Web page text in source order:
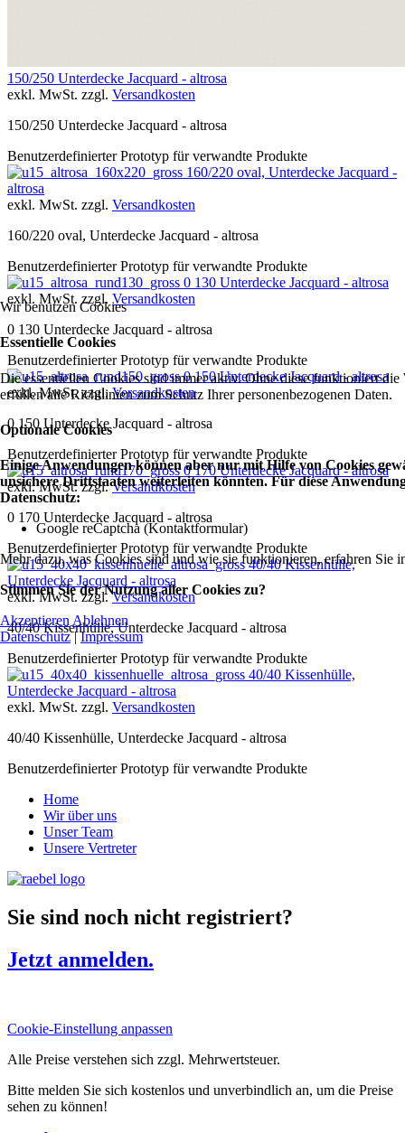
150/250 Unterdecke Jacquard - altrosa
exkl. MwSt. zzgl. Versandkosten
150/250 Unterdecke Jacquard - altrosa
Benutzerdefinierter Prototyp für verwandte Produkte
160/220 oval, Unterdecke Jacquard -
altrosa
exkl. MwSt. zzgl. Versandkosten
160/220 oval, Unterdecke Jacquard - altrosa
Benutzerdefinierter Prototyp für verwandte Produkte
0 130 Unterdecke Jacquard - altrosa
exkl. MwSt. zzgl. Versandkosten
0 130 Unterdecke Jacquard - altrosa
Benutzerdefinierter Prototyp für verwandte Produkte
0 150 Unterdecke Jacquard - altrosa
exkl. MwSt. zzgl.Versandkosten
0 150 Unterdecke Jacquard - altrosa
Benutzerdefinierter Prototyp für verwandte Produkte
0 170 Unterdecke Jacquard - altrosa
exkl. MwSt. zzgl.Versandkosten
0 170 Unterdecke Jacquard - altrosa
Benutzerdefinierter Prototyp für verwandte Produkte
40/40 Kissenhülle,
Unterdecke Jacquard - altrosa
exkl. MwSt. zzgl.Versandkosten
40/40 Kissenhülle, Unterdecke Jacquard - altrosa
Benutzerdefinierter Prototyp für verwandte Produkte
40/40 Kissenhülle,
Unterdecke Jacquard - altrosa
exkl. MwSt. zzgl. Versandkosten
40/40 Kissenhülle, Unterdecke Jacquard - altrosa
Benutzerdefinierter Prototyp für verwandte Produkte
Home
Wir über uns
Unser Team
Unsere Vertreter
Sie sind noch nicht registriert?
Jetzt anmelden.
Cookie-Einstellung anpassen
Alle Preise verstehen sich zzgl. Mehrwertsteuer.
Bitte melden Sie sich kostenlos und unverbindlich an, um die Preise
sehen zu können!
Wir benutzen Cookies
Essentielle Cookies
Die essentiellen Cookies sind immer aktiv. Ohne diese funktioniert
erfüllen alle Richtlinien zum Schutz Ihrer personenbezogenen Daten.
Optionale Cookies
Einige Anwendungen können aber nur mit Hilfe von Cookies
unsichere Drittstaaten weiterleiten könnten. Für diese
Datenschutz:
Google reCaptcha (Kontaktformular)
Mehr dazu, was Cookies sind und wie sie funktionieren, erfahren Sie
Stimmen Sie der Nutzung aller Cookies zu?
Akzeptieren Ablehnen
Datenschutz|Impressum